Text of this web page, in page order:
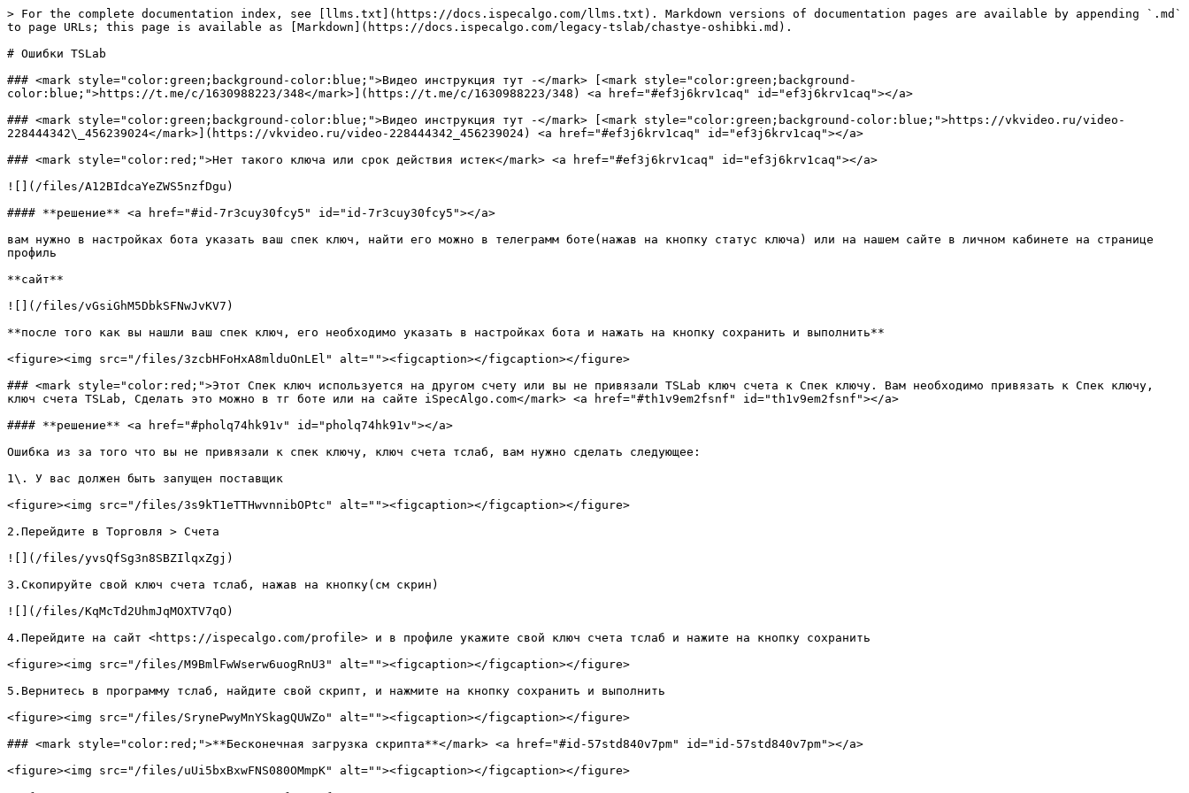
> For the complete documentation index, see [llms.txt](https://docs.ispecalgo.com/llms.txt). Markdown versions of documentation pages are available by appending `.md`
to page URLs; this page is available as [Markdown](https://docs.ispecalgo.com/legacy-tslab/chastye-oshibki.md).
# Ошибки TSLab
### <mark style="color:green;background-color:blue;">Видео инструкция тут -</mark> [<mark style="color:green;background-
color:blue;">https://t.me/c/1630988223/348</mark>](https://t.me/c/1630988223/348) <a href="#ef3j6krv1caq" id="ef3j6krv1caq"></a>
### <mark style="color:green;background-color:blue;">Видео инструкция тут -</mark> [<mark style="color:green;background-color:blue;">https://vkvideo.ru/video-
228444342\_456239024</mark>](https://vkvideo.ru/video-228444342_456239024) <a href="#ef3j6krv1caq" id="ef3j6krv1caq"></a>
### <mark style="color:red;">Нет такого ключа или срок действия истек</mark> <a href="#ef3j6krv1caq" id="ef3j6krv1caq"></a>
![](/files/A12BIdcaYeZWS5nzfDgu)
#### **решение** <a href="#id-7r3cuy30fcy5" id="id-7r3cuy30fcy5"></a>
вам нужно в настройках бота указать ваш спек ключ, найти его можно в телеграмм боте(нажав на кнопку статус ключа) или на нашем сайте в личном кабинете на странице
профиль
**сайт**
![](/files/vGsiGhM5DbkSFNwJvKV7)
**после того как вы нашли ваш спек ключ, его необходимо указать в настройках бота и нажать на кнопку сохранить и выполнить**
<figure><img src="/files/3zcbHFoHxA8mlduOnLEl" alt=""><figcaption></figcaption></figure>
### <mark style="color:red;">Этот Спек ключ используется на другом счету или вы не привязали TSLab ключ счета к Спек ключу. Вам необходимо привязать к Спек ключу,
ключ счета TSLab, Сделать это можно в тг боте или на сайте iSpecAlgo.com</mark> <a href="#th1v9em2fsnf" id="th1v9em2fsnf"></a>
#### **решение** <a href="#pholq74hk91v" id="pholq74hk91v"></a>
Ошибка из за того что вы не привязали к спек ключу, ключ счета тслаб, вам нужно сделать следующее:
1\. У вас должен быть запущен поставщик
<figure><img src="/files/3s9kT1eTTHwvnnibOPtc" alt=""><figcaption></figcaption></figure>
2.Перейдите в Торговля > Счета
![](/files/yvsQfSg3n8SBZIlqxZgj)
3.Скопируйте свой ключ счета тслаб, нажав на кнопку(см скрин)
![](/files/KqMcTd2UhmJqMOXTV7qO)
4.Перейдите на сайт <https://ispecalgo.com/profile> и в профиле укажите свой ключ счета тслаб и нажите на кнопку сохранить
<figure><img src="/files/M9BmlFwWserw6uogRnU3" alt=""><figcaption></figcaption></figure>
5.Вернитесь в программу тслаб, найдите свой скрипт, и нажмите на кнопку сохранить и выполнить
<figure><img src="/files/SrynePwyMnYSkagQUWZo" alt=""><figcaption></figcaption></figure>
### <mark style="color:red;">**Бесконечная загрузка скрипта**</mark> <a href="#id-57std840v7pm" id="id-57std840v7pm"></a>
<figure><img src="/files/uUi5bxBxwFNS080OMmpK" alt=""><figcaption></figcaption></figure>